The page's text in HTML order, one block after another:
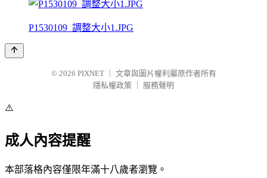
P1530109_調整大小1.JPG
© 2026 PIXNET
文章與圖片權利屬原作者所有
隱私權政策
服務聲明
⚠️
成人內容提醒
本部落格內容僅限年滿十八歲者瀏覽。